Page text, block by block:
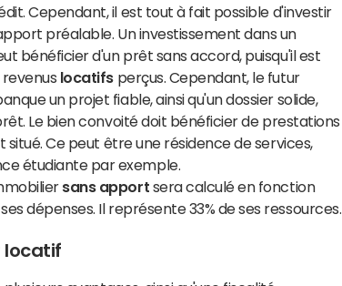
Cependant, il est tout à fait possible d'investir
préalable. Un investissement dans un
bénéficier d'un prêt sans accord, puisqu'il est
locatifs perçus. Cependant, le futur
un projet fiable, ainsi qu'un dossier solide,
Le bien convoité doit bénéficier de prestations
Ce peut être une résidence de services,
étudiante par exemple.
sans apport sera calculé en fonction
dépenses. Il représente 33% de ses ressources.
locatif